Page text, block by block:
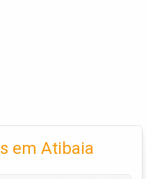
em Atibaia